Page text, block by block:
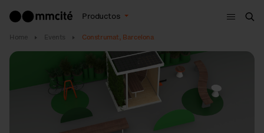
Productos
Menú
Home Events Construmat, Barcelona